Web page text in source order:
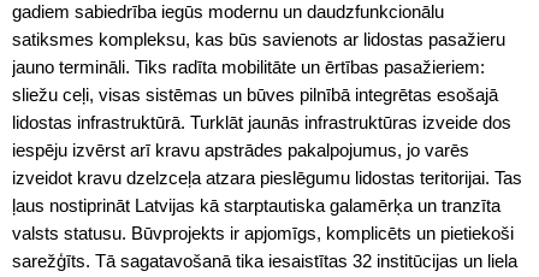
gadiem sabiedrība iegūs modernu un daudzfunkcionālu
satiksmes kompleksu, kas būs savienots ar lidostas pasažieru
jauno termināli. Tiks radīta mobilitāte un ērtības pasažieriem:
sliežu ceļi, visas sistēmas un būves pilnībā integrētas esošajā
lidostas infrastruktūrā. Turklāt jaunās infrastruktūras izveide dos
iespēju izvērst arī kravu apstrādes pakalpojumus, jo varēs
izveidot kravu dzelzceļa atzara pieslēgumu lidostas teritorijai. Tas
ļaus nostiprināt Latvijas kā starptautiska galamērķa un tranzīta
valsts statusu. Būvprojekts ir apjomīgs, komplicēts un pietiekoši
sarežģīts. Tā sagatavošanā tika iesaistītas 32 institūcijas un liela